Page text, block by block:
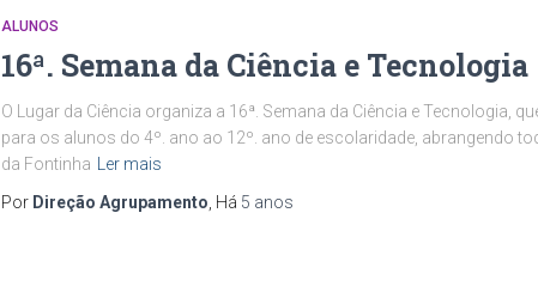
ALUNOS
16ª. Semana da Ciência e Tecnologia
O Lugar da Ciência organiza a 16ª. Semana da Ciência e Tecnologia,
para os alunos do 4º. ano ao 12º. ano de escolaridade, abrangendo
da Fontinha
Ler mais
Por Direção Agrupamento , Há 5 anos